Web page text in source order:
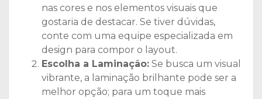
nas cores e nos elementos visuais que
gostaria de destacar. Se tiver dúvidas,
conte com uma equipe especializada em
design para compor o layout.
Escolha a Laminação: Se busca um visual
vibrante, a laminação brilhante pode ser a
melhor opção; para um toque mais